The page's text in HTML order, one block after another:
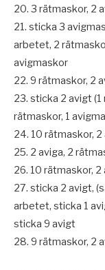
20. 3 rätmaskor, 2
21. sticka 3
arbetet, 2
avigmaskor
22. 9 rätmaskor, 2
23. sticka 2 avigt
rätmaskor, 1
24. 10 rätmaskor,
25. 2 aviga, 2
26. 10 rätmaskor,
27. sticka 2 avigt,
arbetet, sticka 1
sticka 9 avigt
28. 9 rätmaskor, 2